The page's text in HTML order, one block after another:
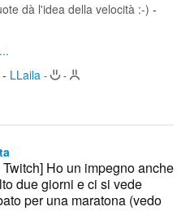
dà l'idea della velocità :-) -
- LLaila - -
Ho un impegno anche
due giorni e ci si vede
per una maratona (vedo